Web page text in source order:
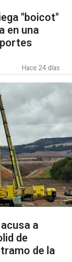
"boicot"
en una
Hace 24 días
a
de
de la